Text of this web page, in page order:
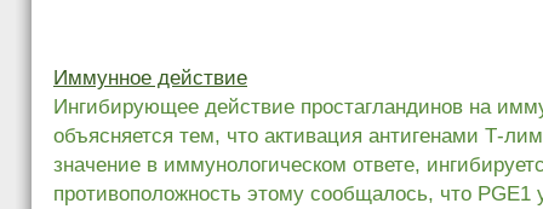
Иммунное действие
Ингибирующее действие простагландинов на
объясняется тем, что активация антигенами Т-
значение в иммунологическом ответе,
противоположность этому сообщалось, что PGE1